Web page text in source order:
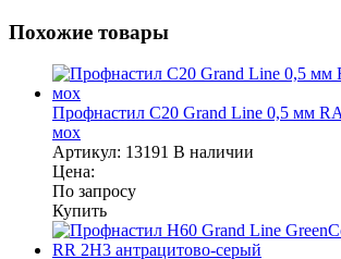
Похожие товары
Профнастил С20 Grand Line 0,5 мм
мох
Артикул: 13191 В наличии
Цена:
По запросу
Купить